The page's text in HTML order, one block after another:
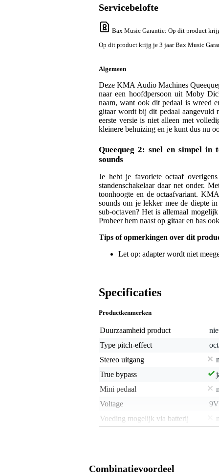
Servicebelofte
Bax Music Garantie: Op dit product
Op dit product krijg je 3 jaar Bax Music
Algemeen
Deze KMA Audio Machines
naar een hoofdpersoon uit Moby
naam, want ook dit pedaal is wreed
gitaar wordt bij dit pedaal aangevuld
eerste versie is niet alleen met
kleinere behuizing en je kunt dus nu
Queequeg 2: snel en simpel in
sounds
Je hebt je favoriete octaaf
standenschakelaar daar net onder.
toonhoogte en de octaafvariant.
sounds om je lekker mee de diepte
sub-octaven? Het is allemaal
Probeer hem naast op gitaar en bas
Tips of opmerkingen over dit
Let op: adapter wordt niet
Specificaties
Productkenmerken
Duurzaamheid product
Type pitch-effect
Stereo uitgang
True bypass
Mini pedaal
Voltage
9V
Voeding mogelijk via batterij
Combinatievoordeel